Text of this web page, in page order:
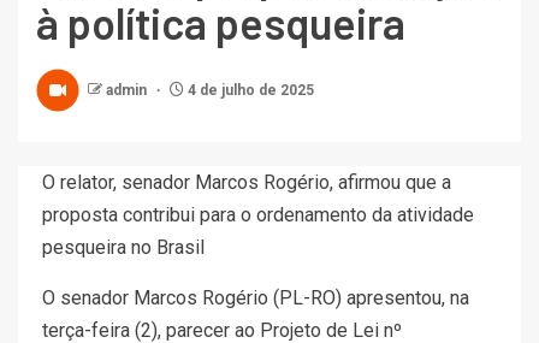
à política pesqueira
admin 4 de julho de 2025
O relator, senador Marcos Rogério, afirmou que a
proposta contribui para o ordenamento da atividade
pesqueira no Brasil
O senador Marcos Rogério (PL-RO) apresentou, na
terça-feira (2), parecer ao Projeto de Lei nº